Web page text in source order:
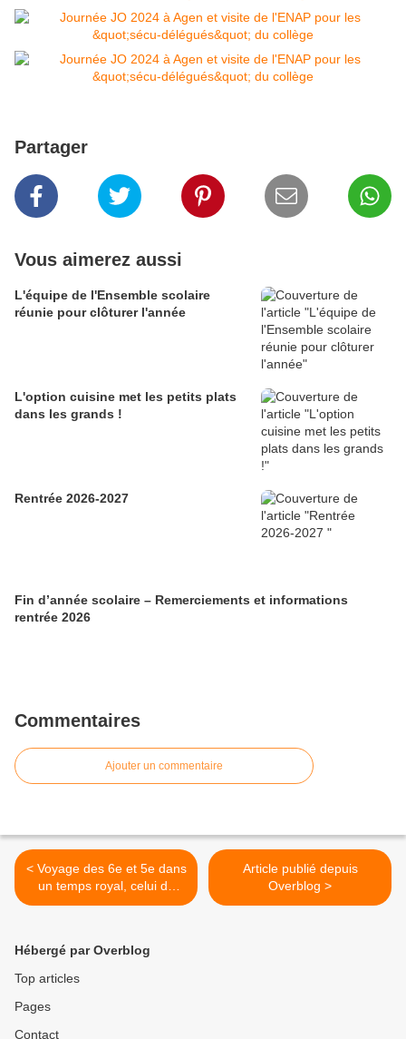
Partager
Vous aimerez aussi
L'équipe de l'Ensemble scolaire
réunie pour clôturer l'année
L'option cuisine met les petits plats
dans les grands !
Rentrée 2026-2027
Fin d’année scolaire – Remerciements et informations
rentrée 2026
Commentaires
Ajouter un commentaire
< Voyage des 6e et 5e dans
un temps royal, celui de
François 1er, d'après les
scoppppp!
Article publié depuis
Overblog >
Hébergé par Overblog
Top articles
Pages
Contact